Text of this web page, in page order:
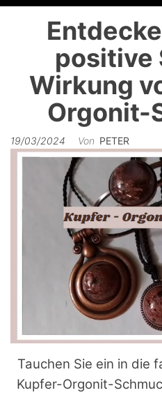
positive
Wirkung
Orgonit-
19/03/2024 Von PETER
Tauchen Sie ein in die
Kupfer-Orgonit-